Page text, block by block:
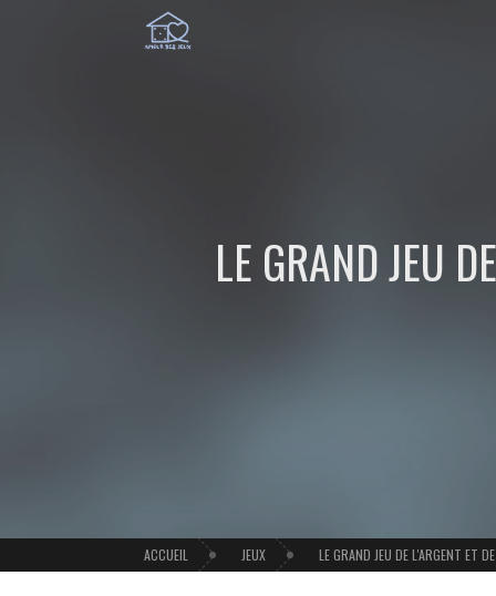
LE GRAND JEU
ACCUEIL JEUX LE GRAND JEU DE L'ARGENT ET